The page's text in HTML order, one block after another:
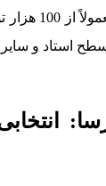
کلاس‌های خصوصی
استاد و سایر